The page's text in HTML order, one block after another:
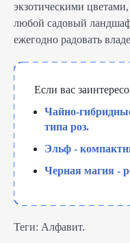
экзотическими
любой садовый
ежегодно радовать
Если вас
Чайно-
типа роз.
Эльф -
Черная магия -
Теги: Алфавит.